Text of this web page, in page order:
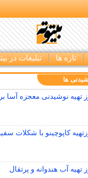
تازه ها تبلیغات در
ها
تهیه نوشیدنی معجزه آسا
کاپوچینو با شکلات
تهیه آب هندوانه و پرتقال